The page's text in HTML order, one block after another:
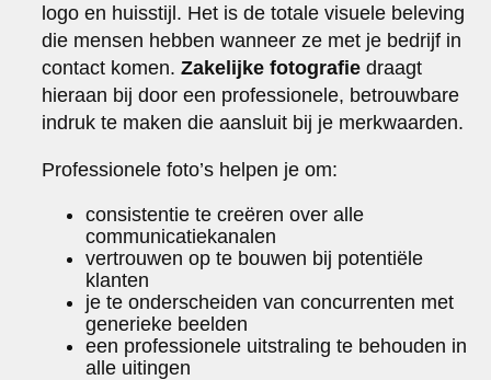
logo en huisstijl. Het is de totale visuele beleving
die mensen hebben wanneer ze met je bedrijf in
contact komen.Zakelijke fotografie draagt
hieraan bij door een professionele, betrouwbare
indruk te maken die aansluit bij je merkwaarden.
Professionele foto’s helpen je om:
consistentie te creëren over alle
communicatiekanalen
vertrouwen op te bouwen bij potentiële
klanten
je te onderscheiden van concurrenten met
generieke beelden
een professionele uitstraling te behouden in
alle uitingen